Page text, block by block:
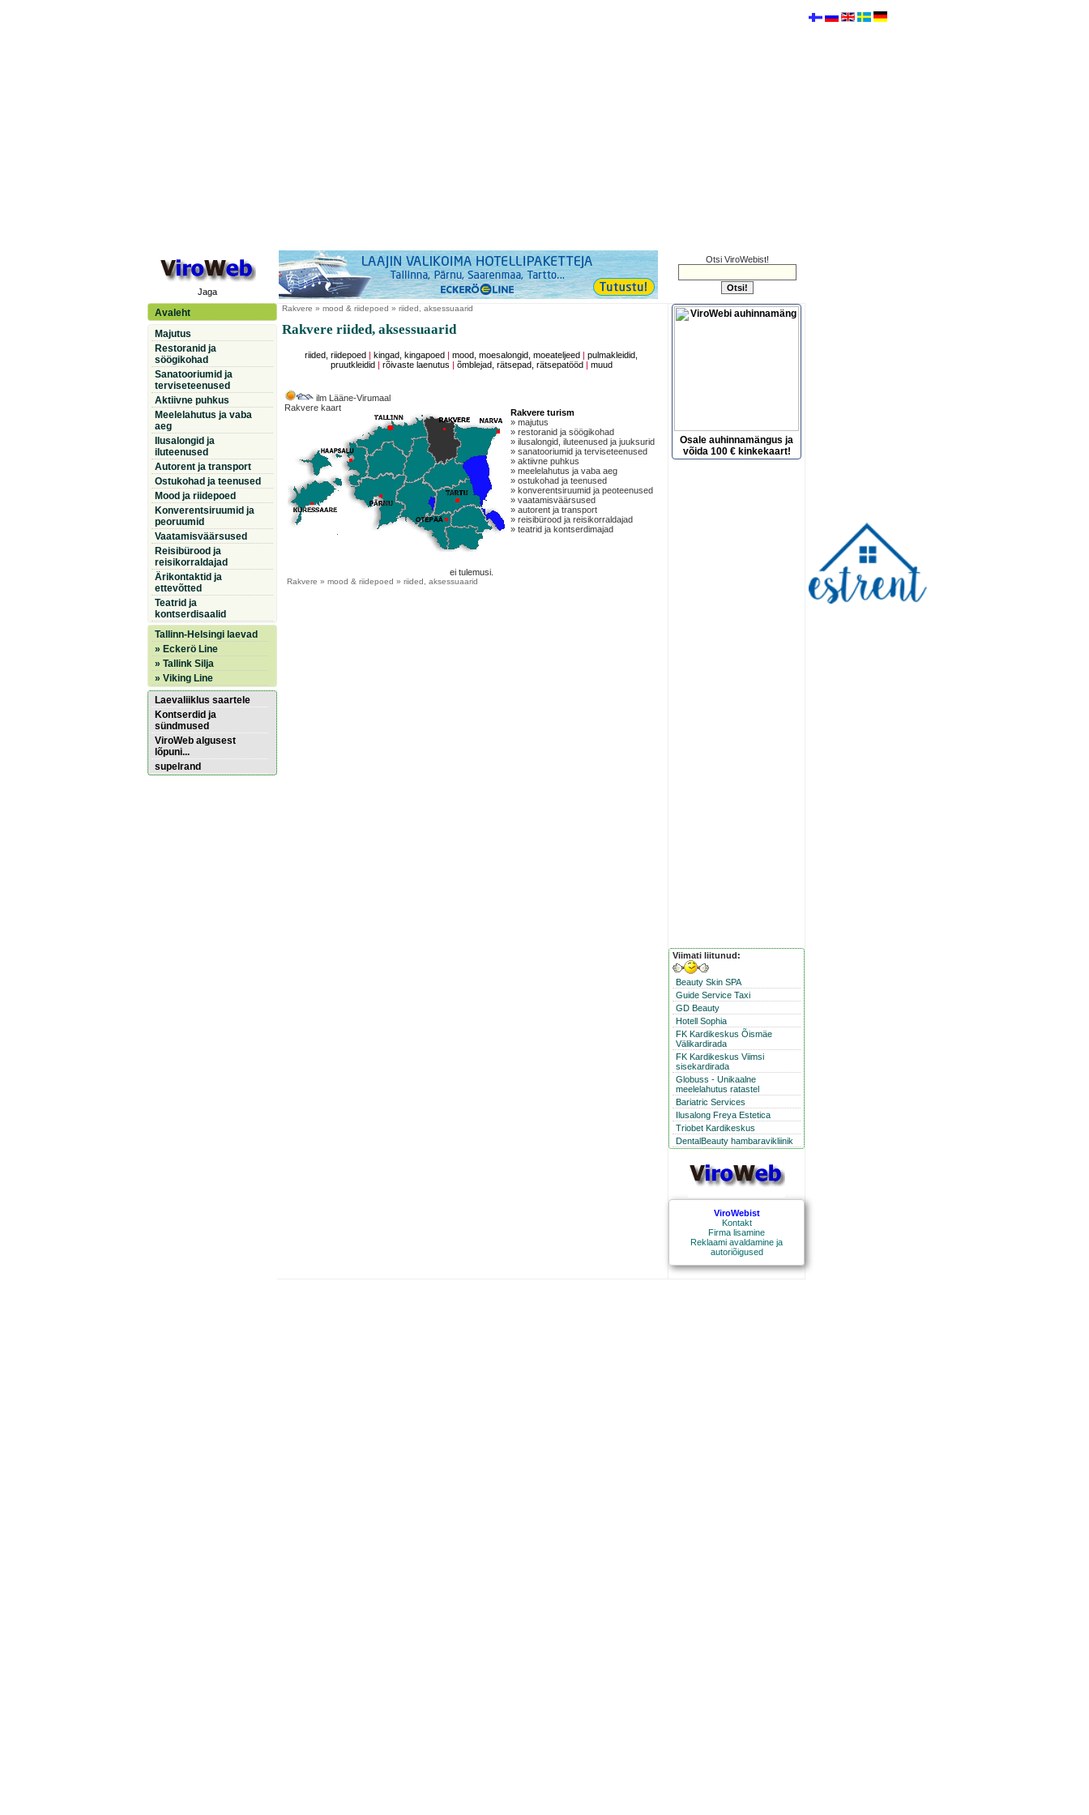
Jaga
Otsi ViroWebist!
Avaleht
Majutus
Restoranid ja
söögikohad
Sanatooriumid ja
terviseteenused
Aktiivne puhkus
Meelelahutus ja vaba
aeg
Ilusalongid ja
iluteenused
Autorent ja transport
Ostukohad ja teenused
Mood ja riidepoed
Konverentsiruumid ja
peoruumid
Vaatamisväärsused
Reisibürood ja
reisikorraldajad
Ärikontaktid ja
ettevõtted
Teatrid ja
kontserdisaalid
Tallinn-Helsingi laevad
» Eckerö Line
» Tallink Silja
» Viking Line
Laevaliiklus saartele
Kontserdid ja
sündmused
ViroWeb algusest
lõpuni...
supelrand
Rakvere » mood & riidepoed » riided, aksessuaarid
Rakvere riided, aksessuaarid
riided, riidepoed kingad, kingapoed |mood, moesalongid, moeateljeed |pulmakleidid,
pruutkleidid
rõivaste laenutus õmblejad, rätsepad, rätsepatööd muud
ilm Lääne-Virumaal
Rakvere kaart
Rakvere turism
» majutus
» restoranid ja söögikohad
» ilusalongid, iluteenused ja juuksurid
» sanatooriumid ja terviseteenused
» aktiivne puhkus
» meelelahutus ja vaba aeg
» ostukohad ja teenused
» konverentsiruumid ja peoteenused
» vaatamisväärsused
» autorent ja transport
» reisibürood ja reisikorraldajad
» teatrid ja kontserdimajad
ei tulemusi.
Rakvere » mood & riidepoed » riided, aksessuaarid
Osale auhinnamängus ja
võida 100 € kinkekaart!
Viimati liitunud:
Beauty Skin SPA
Guide Service Taxi
GD Beauty
Hotell Sophia
FK Kardikeskus Õismäe
Välikardirada
FK Kardikeskus Viimsi
sisekardirada
Globuss - Unikaalne
meelelahutus ratastel
Bariatric Services
Ilusalong Freya Estetica
Triobet Kardikeskus
DentalBeauty hambaravikliinik
ViroWebist
Kontakt
Firma lisamine
Reklaami avaldamine ja
autoriõigused